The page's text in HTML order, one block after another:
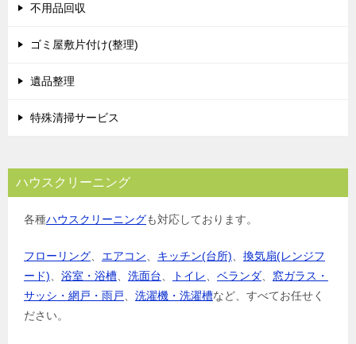
不用品回収
ゴミ屋敷片付け(整理)
遺品整理
特殊清掃サービス
ハウスクリーニング
各種ハウスクリーニングも対応しております。
フローリング エアコン キッチン(台所)
換気扇(レンジフ
ード)
浴室・浴槽 洗面台 トイレ ベランダ
窓ガラス・
サッシ・網戸・雨戸
洗濯機・洗濯槽など、すべてお任せく
ださい。